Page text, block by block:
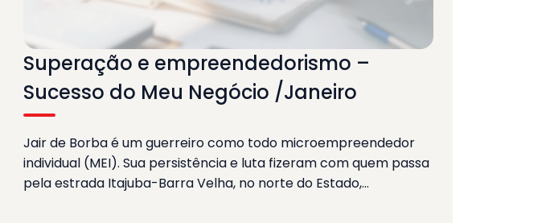
Superação e empreendedorismo –
Sucesso do Meu Negócio /Janeiro
Jair de Borba é um guerreiro como todo microempreendedor
individual (MEI). Sua persistência e luta fizeram com quem passa
pela estrada Itajuba-Barra Velha, no norte do Estado,…